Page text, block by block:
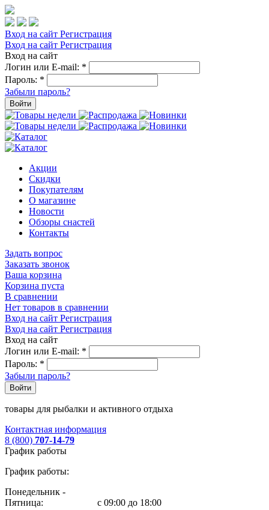
Вход на сайт Регистрация
Вход на сайт Регистрация
Вход на сайт
Логин или E-mail: *
Пароль: *
Забыли пароль?
Войти
Акции
Скидки
Покупателям
О магазине
Новости
Обзоры снастей
Контакты
Задать вопрос
Заказать звонок
Ваша корзина
Корзина пуста
В сравнении
Нет товаров в сравнении
Вход на сайт Регистрация
Вход на сайт Регистрация
Вход на сайт
Логин или E-mail: *
Пароль: *
Забыли пароль?
Войти
товары для рыбалки и активного отдыха
Контактная информация
8 (800) 707-14-79
График работы
График работы:
Понедельник -
Пятница:
с 09:00 до 18:00